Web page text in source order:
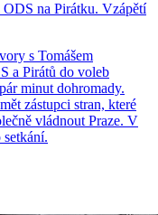
ODS na Pirátku. Vzápětí
s Tomášem
a Pirátů do voleb
minut dohromady.
zástupci stran, které
vládnout Praze. V